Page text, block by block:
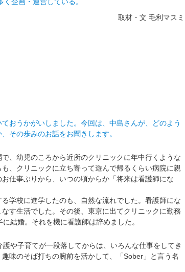
取材・文 毛利マスミ
おうかがいしました。今回は、中島さんが、どのよう
その歩みのお話をお聞きします。
、幼児のころから近所のクリニックに年中行くような
、クリニックに立ち寄って遊んで帰るくらい病院に親
仕事ぶりから、いつの頃からか「将来は看護師にな
学校に進学したのも、自然な流れでした。看護師にな
す生活でした。その後、東京に出てクリニックに勤務
結婚。それを機に看護師は辞めました。
や子育てが一段落してからは、いろんな仕事をしてき
味のそば打ちの腕前を活かして、「Sober」と言う名